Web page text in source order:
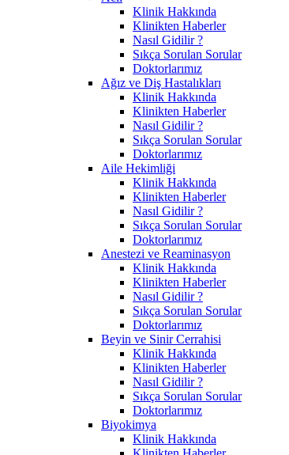
Klinik Hakkında
Klinikten Haberler
Nasıl Gidilir ?
Sıkça Sorulan Sorular
Doktorlarımız
Ağız ve Diş Hastalıkları
Klinik Hakkında
Klinikten Haberler
Nasıl Gidilir ?
Sıkça Sorulan Sorular
Doktorlarımız
Aile Hekimliği
Klinik Hakkında
Klinikten Haberler
Nasıl Gidilir ?
Sıkça Sorulan Sorular
Doktorlarımız
Anestezi ve Reaminasyon
Klinik Hakkında
Klinikten Haberler
Nasıl Gidilir ?
Sıkça Sorulan Sorular
Doktorlarımız
Beyin ve Sinir Cerrahisi
Klinik Hakkında
Klinikten Haberler
Nasıl Gidilir ?
Sıkça Sorulan Sorular
Doktorlarımız
Biyokimya
Klinik Hakkında